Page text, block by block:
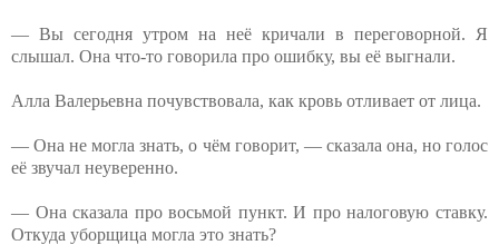
— Вы сегодня утром на неё кричали в переговорной. Я
слышал. Она что-то говорила про ошибку, вы её выгнали.
Алла Валерьевна почувствовала, как кровь отливает от лица.
— Она не могла знать, о чём говорит, — сказала она, но голос
её звучал неуверенно.
— Она сказала про восьмой пункт. И про налоговую ставку.
Откуда уборщица могла это знать?